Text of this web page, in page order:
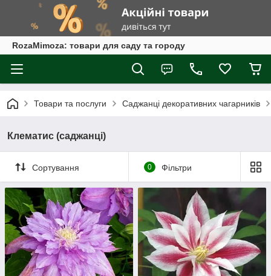
RozaMimoza: товари для саду та городу
Товари та послуги Саджанці декоративних чагарників
Клематис (саджанці)
Сортування 0 Фільтри